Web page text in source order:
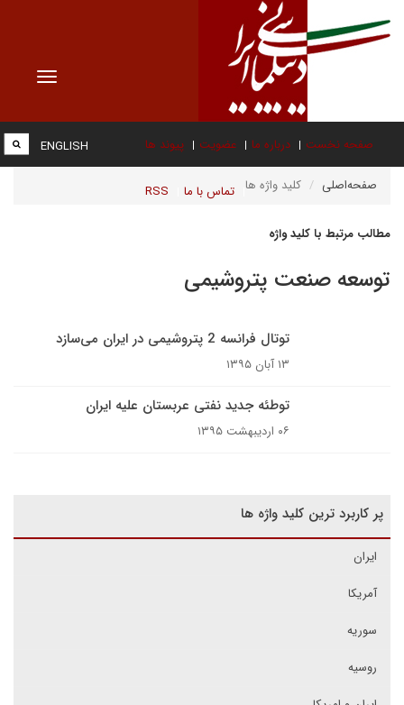
Toggle
صفحه نخست درباره ما عضویت پیوند ها
تماس با ما RSS
ENGLISH
صفحه‌اصلی کلید واژه ها
مطالب مرتبط با کلید واژه
توسعه صنعت پتروشیمی
توتال فرانسه 2 پتروشیمی در ایران می‌سازد
۱۳ آبان ۱۳۹۵
توطئه جدید نفتی عربستان علیه ایران
۰۶ اردیبهشت ۱۳۹۵
پر کاربرد ترین کلید واژه ها
ایران
آمریکا
سوریه
روسیه